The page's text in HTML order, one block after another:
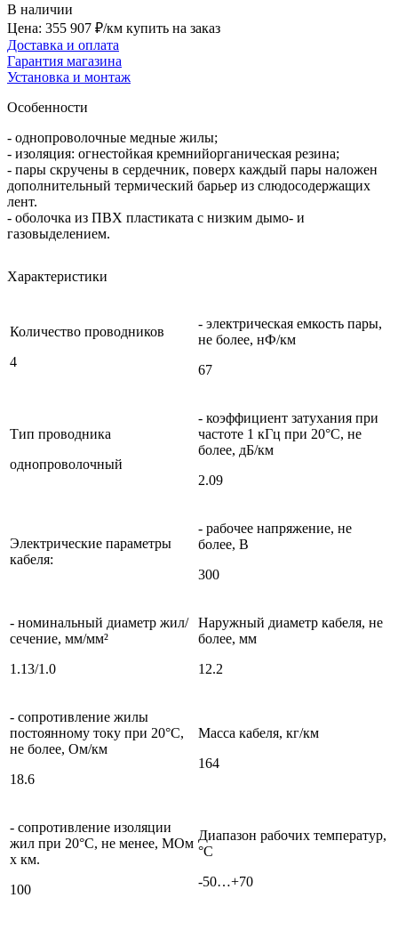
В наличии
Цена: 355 907 ₽/км купить на заказ
Доставка и оплата
Гарантия магазина
Установка и монтаж
Особенности
- однопроволочные медные жилы;
- изоляция: огнестойкая кремнийорганическая резина;
- пары скручены в сердечник, поверх каждый пары наложен
дополнительный термический барьер из слюдосодержащих
лент.
- оболочка из ПВХ пластиката с низким дымо- и
газовыделением.
Характеристики
Количество проводников
4
- электрическая емкость пары,
не более, нФ/км
67
Тип проводника
однопроволочный
- коэффициент затухания при
частоте 1 кГц при 20°С, не
более, дБ/км
2.09
Электрические параметры
кабеля:
- рабочее напряжение, не
более, В
300
- номинальный диаметр жил/
сечение, мм/мм²
1.13/1.0
Наружный диаметр кабеля, не
более, мм
12.2
- сопротивление жилы
постоянному току при 20°С,
не более, Ом/км
18.6
Масса кабеля, кг/км
164
- сопротивление изоляции
жил при 20°C, не менее, МОм
х км.
100
Диапазон рабочих температур,
°С
-50…+70